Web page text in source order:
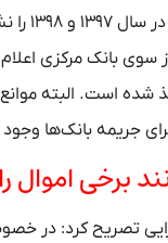
کردیم که
شده است. البته
جریمه بانک‌ها وجود
برخی اموال
تصریح کرد: در